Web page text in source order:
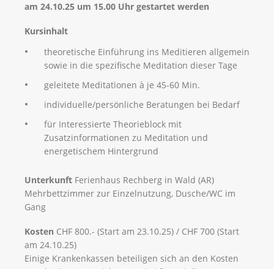
am 24.10.25 um 15.00 Uhr gestartet werden
Kursinhalt
theoretische Einführung ins Meditieren allgemein
sowie in die spezifische Meditation dieser Tage
geleitete Meditationen à je 45-60 Min.
individuelle/persönliche Beratungen bei Bedarf
für Interessierte Theorieblock mit
Zusatzinformationen zu Meditation und
energetischem Hintergrund
Unterkunft Ferienhaus Rechberg in Wald (AR)
Mehrbettzimmer zur Einzelnutzung, Dusche/WC im
Gang
Kosten CHF 800.- (Start am 23.10.25) / CHF 700 (Start
am 24.10.25)
Einige Krankenkassen beteiligen sich an den Kosten